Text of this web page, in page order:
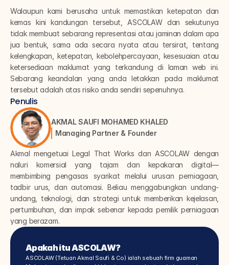
Walaupun kami berusaha untuk memastikan ketepatan dan
kemas kini kandungan tersebut, ASCOLAW dan sekutunya
tidak membuat sebarang representasi atau jaminan dalam apa
jua bentuk, sama ada secara nyata atau tersirat, tentang
kelengkapan, ketepatan, kebolehpercayaan, kesesuaian atau
ketersediaan maklumat yang terkandung di laman web ini.
Sebarang keandalan yang anda letakkan pada maklumat
tersebut adalah atas risiko anda sendiri sepenuhnya.
Penulis
AKMAL SAUFI MOHAMED KHALED
Managing Partner & Founder
Akmal mengetuai Legal That Works dan ASCOLAW dengan
naluri komersial yang tajam dan kepakaran digital—
membimbing pengasas syarikat melalui urusan perniagaan,
tadbir urus, dan automasi. Beliau menggabungkan undang-
undang, teknologi, dan strategi untuk memberikan kejelasan,
pertumbuhan, dan impak sebenar kepada pemilik perniagaan
yang berazam.
Apakah itu ASCOLAW?
ASCOLAW (Tetuan Akmal Saufi & Co) ialah sebuah firm guaman